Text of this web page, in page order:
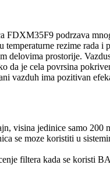
FDXM35F9 podrzava
rezime rada i
delovima prostorije.
da je cela povrsina
vazduh ima pozitivan
visina jedinice samo 200
se moze koristiti u
filtera kada se koristi